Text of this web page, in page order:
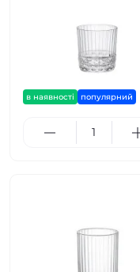
в наявності популярний